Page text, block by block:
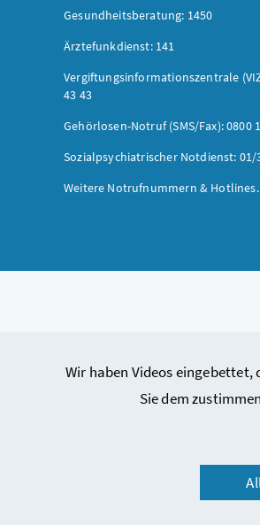
Wir haben Videos eingebettet,
Sie dem
Gesundheitsberatung: 1450
Ärztefunkdienst: 141
Vergiftungsinformationszentrale
43 43
Gehörlosen-Notruf (SMS/Fax): 0800
Sozialpsychiatrischer Notdienst: 01/
Weitere Notrufnummern & Hotlines.